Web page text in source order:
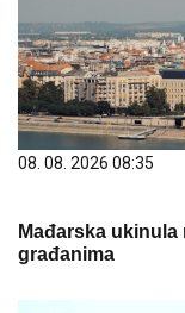
08. 08. 2026 08:35
Mađarska
građanima